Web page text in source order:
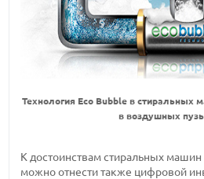
Технология Eco Bubble в стиральных
в воздушных
К достоинствам стиральных машин
можно отнести также цифровой